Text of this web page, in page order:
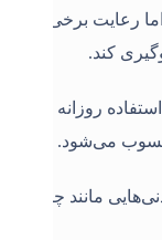
رعایت برخی
کند.
روزانه از
می‌شود.
مانند چای،